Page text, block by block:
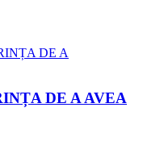
DE A AVEA